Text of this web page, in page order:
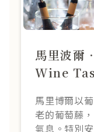
馬里波爾
Wine
馬里博爾以
老的葡萄藤
氣息。特別